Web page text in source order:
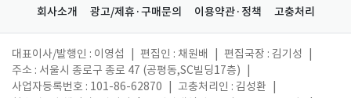
회사소개 광고/제휴·구매문의 이용약관·정책 고충처리
대표이사/발행인 : 이영섭 편집인 : 채원배 편집국장 : 김기성
주소 : 서울시 종로구 종로 47 (공평동,SC빌딩17층)
사업자등록번호 : 101-86-62870
고충처리인 : 김성환